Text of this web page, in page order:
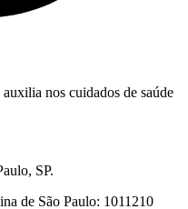
nos cuidados de saúde
SP.
de São Paulo: 1011210